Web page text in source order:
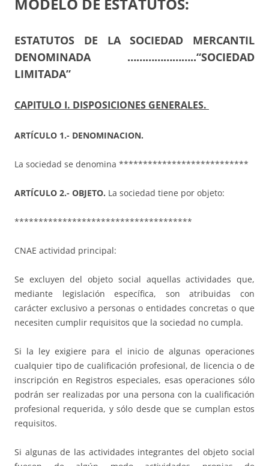
MODELO DE ESTATUTOS:
ESTATUTOS DE LA SOCIEDAD MERCANTIL
DENOMINADA …………………..“SOCIEDAD
LIMITADA”
CAPITULO I. DISPOSICIONES GENERALES.
ARTÍCULO 1.- DENOMINACION.
La sociedad se denomina ***************************
ARTÍCULO 2.- OBJETO. La sociedad tiene por objeto:
*************************************
CNAE actividad principal:
Se excluyen del objeto social aquellas actividades que,
mediante legislación específica, son atribuidas con
carácter exclusivo a personas o entidades concretas o que
necesiten cumplir requisitos que la sociedad no cumpla.
Si la ley exigiere para el inicio de algunas operaciones
cualquier tipo de cualificación profesional, de licencia o de
inscripción en Registros especiales, esas operaciones sólo
podrán ser realizadas por una persona con la cualificación
profesional requerida, y sólo desde que se cumplan estos
requisitos.
Si algunas de las actividades integrantes del objeto social